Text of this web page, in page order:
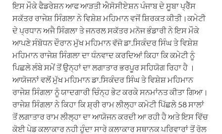
ਇਸ ਮੌਕੇ ਫੈਡਰੇਸ਼ਨ ਆਫ ਆੜਤੀ ਐਸੋਸੀਏਸ਼ਨ ਪੰਜਾਬ ਦੇ ਸੂਬਾ ਪ੍ਰੈੱਸ
ਸਕੱਤਰ ਰਾਜੇਸ਼ ਸਿੰਗਲਾ ਨੇ ਵਿਸ਼ੇਸ਼ ਮਹਿਮਾਨ ਵਜੋਂ ਸ਼ਿਰਕਤ ਕੀਤੀ।ਕਮੇਟੀ
ਦੇ ਪ੍ਰਧਾਨ ਅਜੈ ਸਿੰਗਲਾ ਤੇ ਜਨਰਲ ਸਕੱਤਰ ਮਨੋਜ ਭੰਡਾਰੀ ਨੇ ਇਸ ਮੌਕੇ
ਆਪਣੇ ਸੰਬੋਧਨ ਦੌਰਾਨ ਮੁੱਖ ਮਹਿਮਾਨ ਵੱਜੋ ਡਾ.ਸਿਕੰਦਰ ਸਿੰਘ ਤੇ ਵਿਸ਼ੇਸ਼
ਮਹਿਮਾਨ ਰਾਜੇਸ਼ ਸਿੰਗਲਾ ਦਾ ਧੰਨਵਾਦ ਕਰਦਿਆਂ ਕਿਹਾ ਕਿ ਕਮੇਟੀ ਨੂੰ
ਪਿਛਲੇ ਲੰਬੇ ਸਮੇਂ ਤੋਂ ਉਨ੍ਹਾਂ ਦਾ ਲਗਾਤਾਰ ਭਰਪੂਰ ਸਹਿਯੋਗ ਰਿਹਾ ਹੈ ।
ਆਯੋਜਨਾਂ ਵਲੋਂ ਮੁੱਖ ਮਹਿਮਾਨ ਡਾ.ਸਿਕੰਦਰ ਸਿੰਘ ਤੇ ਵਿਸ਼ੇਸ਼ ਮਹਿਮਾਨ
ਰਾਜੇਸ਼ ਸਿੰਗਲਾ ਨੂੰ ਯਾਦਗਾਰੀ ਚਿੰਨ੍ਹ ਭੇਟ ਕਰਕੇ ਸਨਮਾਂਨਤ ਕੀਤਾ ਗਿਆ।
ਰਾਜੇਸ਼ ਸਿੰਗਲਾ ਨੇ ਕਿਹਾ ਕਿ ਸ਼੍ਰੀ ਰਾਮ ਲੀਲ੍ਹਾ ਕਮੇਟੀ ਪਿੱਛਲੇ 58 ਸਾਲਾਂ
ਤੋਂ ਲਗਾਤਾਰ ਰਾਮ ਲੀਲ੍ਹਾ ਦਾ ਆਯੋਜਨ ਕਰਦੀ ਆ ਰਹੀ ਹੈ ਅਤੇ ਇਸ ਵਿੱਚ
ਕੋਈ ਪੇਡ ਕਲਾਕਾਰ ਨਹੀ ਹੁੰਦਾ ਸਾਰੇ ਕਲਾਕਾਰ ਸਥਾਨਕ ਪਰਿਵਾਰਾਂ ਤੋਂ ਰੋਲ